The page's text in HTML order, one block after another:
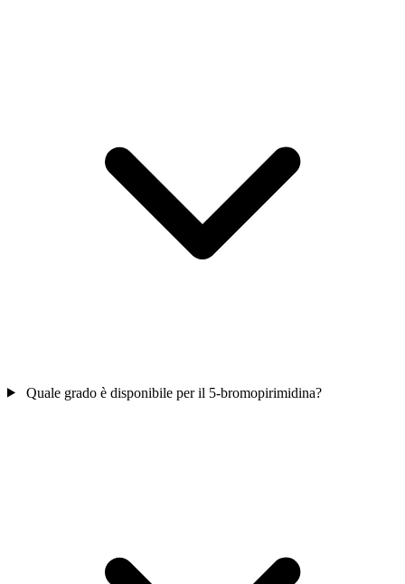
Quale grado è disponibile per il 5-bromopirimidina?